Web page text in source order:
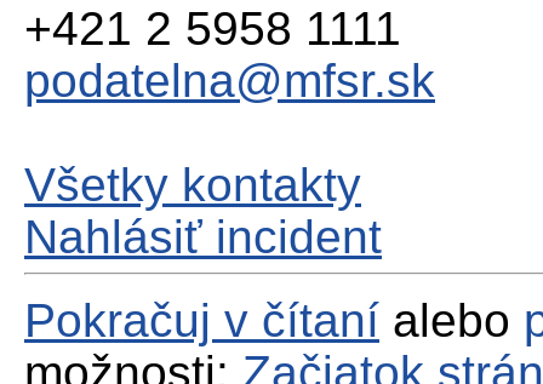
+421 2 5958 1111
podatelna@mfsr.sk
Všetky kontakty
Nahlásiť incident
Pokračuj v čítaní alebo
možnosti: Začiatok